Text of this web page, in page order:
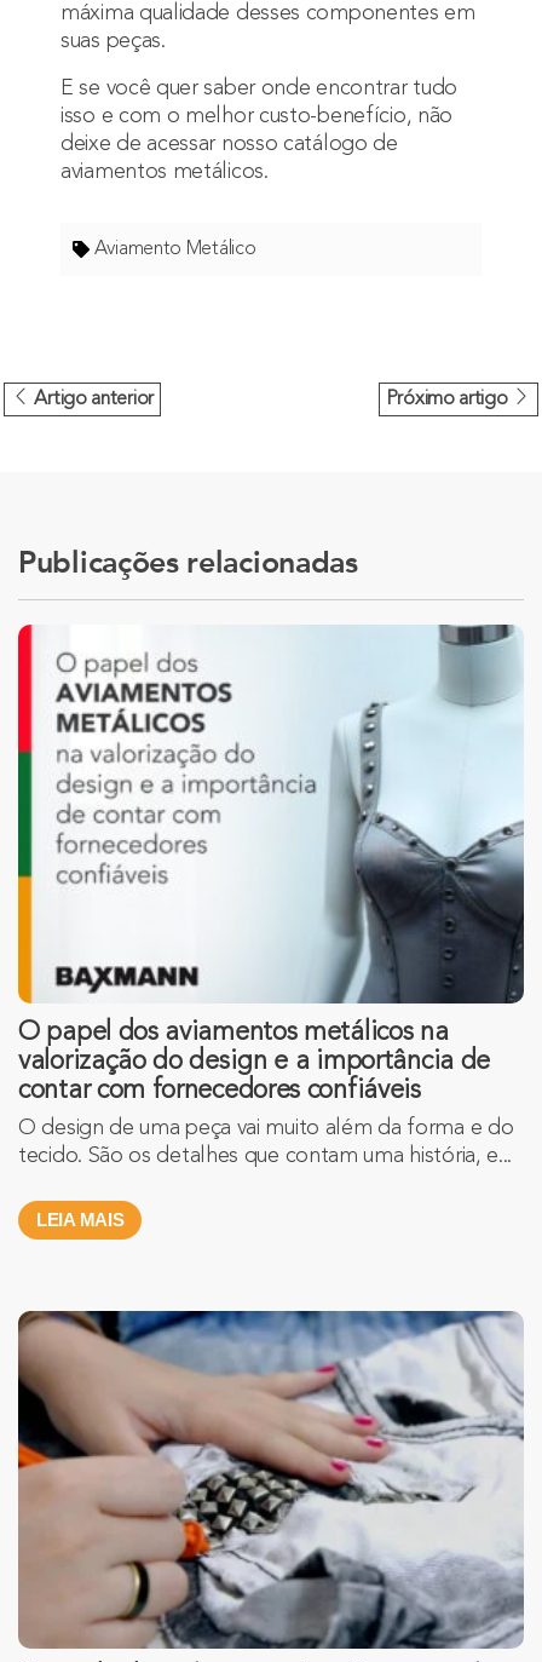
máxima qualidade desses componentes em
suas peças.
E se você quer saber onde encontrar tudo
isso e com o melhor custo-benefício, não
deixe de acessar nosso catálogo de
aviamentos metálicos.
Aviamento Metálico
Artigo anterior Próximo artigo
Publicações relacionadas
O papel dos aviamentos metálicos na
valorização do design e a importância de
contar com fornecedores confiáveis
O design de uma peça vai muito além da forma e do
tecido. São os detalhes que contam uma história, e...
LEIA MAIS